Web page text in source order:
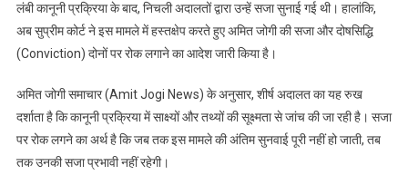
लंबी कानूनी प्रक्रिया के बाद, निचली अदालतों द्वारा उन्हें सजा सुनाई गई थी। हालांकि,
अब सुप्रीम कोर्ट ने इस मामले में हस्तक्षेप करते हुए अमित जोगी की सजा और दोषसिद्धि
(Conviction) दोनों पर रोक लगाने का आदेश जारी किया है।
अमित जोगी समाचार (Amit Jogi News) के अनुसार, शीर्ष अदालत का यह रुख
दर्शाता है कि कानूनी प्रक्रिया में साक्ष्यों और तथ्यों की सूक्ष्मता से जांच की जा रही है। सजा
पर रोक लगने का अर्थ है कि जब तक इस मामले की अंतिम सुनवाई पूरी नहीं हो जाती, तब
तक उनकी सजा प्रभावी नहीं रहेगी।